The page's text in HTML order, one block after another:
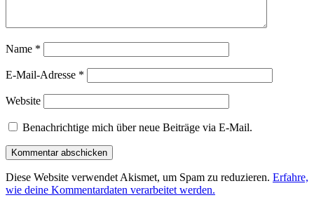
Name *
E-Mail-Adresse *
Website
Benachrichtige mich über neue Beiträge via E-Mail.
Diese Website verwendet Akismet, um Spam zu reduzieren. Erfahre,
wie deine Kommentardaten verarbeitet werden.